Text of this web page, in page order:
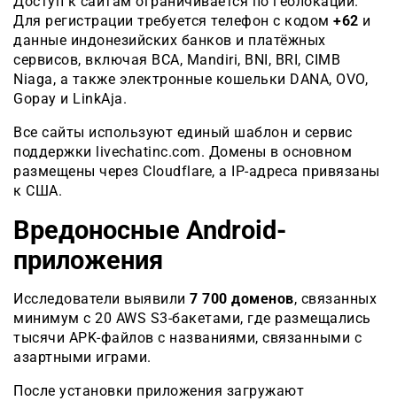
Для регистрации требуется телефон с кодом +62 и
данные индонезийских банков и платёжных
сервисов, включая BCA, Mandiri, BNI, BRI, CIMB
Niaga, а также электронные кошельки DANA, OVO,
Gopay и LinkAja.
Все сайты используют единый шаблон и сервис
поддержки livechatinc.com. Домены в основном
размещены через Cloudflare, а IP-адреса привязаны
к США.
Вредоносные Android-
приложения
Исследователи выявили 7 700 доменов, связанных
минимум с 20 AWS S3-бакетами, где размещались
тысячи APK-файлов с названиями, связанными с
азартными играми.
После установки приложения загружают